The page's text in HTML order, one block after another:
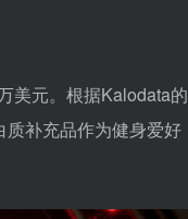
美元。根据Kalodata的
补充品作为健身爱好